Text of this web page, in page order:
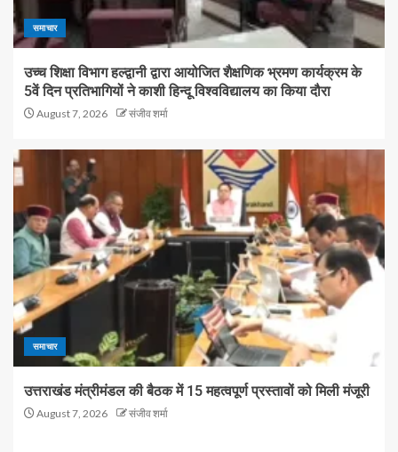
समाचार
उच्च शिक्षा विभाग हल्द्वानी द्वारा आयोजित शैक्षणिक भ्रमण कार्यक्रम के
5वें दिन प्रतिभागियों ने काशी हिन्दू विश्वविद्यालय का किया दौरा
August 7, 2026 संजीव शर्मा
समाचार
उत्तराखंड मंत्रीमंडल की बैठक में 15 महत्वपूर्ण प्रस्तावों को मिली मंजूरी
August 7, 2026 संजीव शर्मा